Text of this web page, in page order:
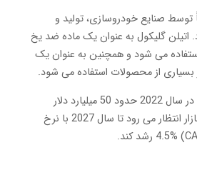
توسط صنایع خودروسازی، تولید و
گلیکول به عنوان یک ماده ضد یخ
می شود و همچنین به عنوان یک
بسیاری از محصولات استفاده می شود.
حجم بازار اتیلن گلیکول در سال 2022 حدود 50 میلیارد دلار
برآورد شده است. این بازار انتظار می رود تا سال 2027 با نرخ